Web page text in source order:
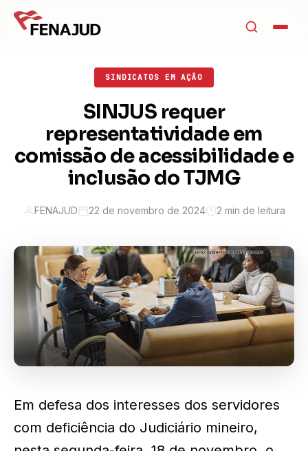
SINDICATOS EM AÇÃO
SINJUS requer
representatividade em
comissão de acessibilidade e
inclusão do TJMG
FENAJUD 22 de novembro de 2024 2 min de leitura
Em defesa dos interesses dos servidores
com deficiência do Judiciário mineiro,